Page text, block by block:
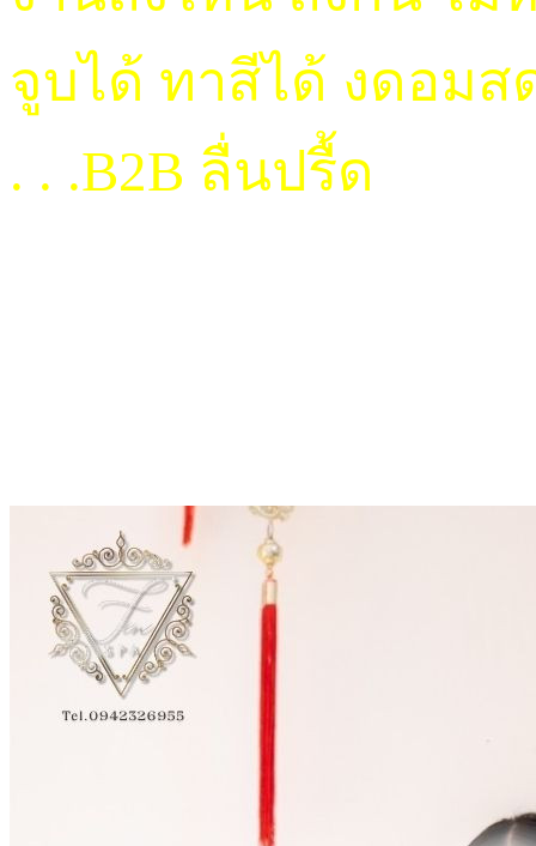
จูบได้ ทาสีได้ งดอมส
. . .B2B ลื่นปรื้ด